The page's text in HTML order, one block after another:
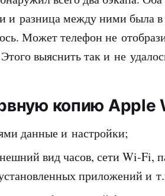
и разница между ними была
Может телефон не
выяснить так и не
копию Apple
данные и настройки;
вид часов, сети Wi-Fi,
приложений и